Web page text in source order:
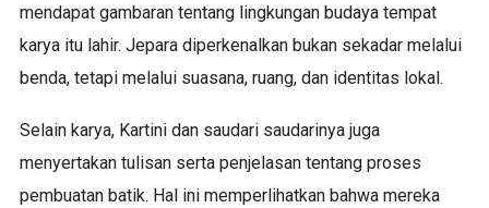
mendapat gambaran tentang lingkungan budaya tempat
karya itu lahir. Jepara diperkenalkan bukan sekadar melalui
benda, tetapi melalui suasana, ruang, dan identitas lokal.
Selain karya, Kartini dan saudari saudarinya juga
menyertakan tulisan serta penjelasan tentang proses
pembuatan batik. Hal ini memperlihatkan bahwa mereka